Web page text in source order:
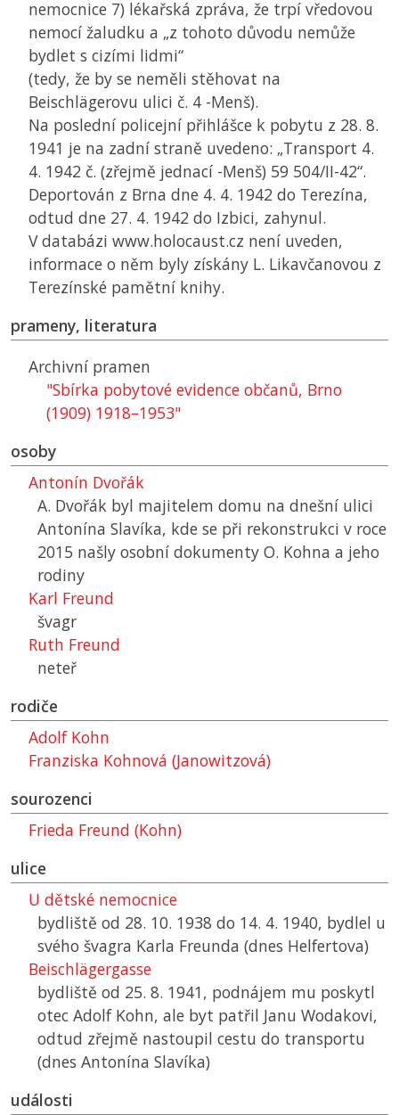
nemocnice 7) lékařská zpráva, že trpí vředovou
nemocí žaludku a „z tohoto důvodu nemůže
bydlet s cizími lidmi“
(tedy, že by se neměli stěhovat na
Beischlägerovu ulici č. 4 -Menš).
Na poslední policejní přihlášce k pobytu z 28. 8.
1941 je na zadní straně uvedeno: „Transport 4.
4. 1942 č. (zřejmě jednací -Menš) 59 504/II-42“.
Deportován z Brna dne 4. 4. 1942 do Terezína,
odtud dne 27. 4. 1942 do Izbici, zahynul.
V databázi www.holocaust.cz není uveden,
informace o něm byly získány L. Likavčanovou z
Terezínské pamětní knihy.
prameny, literatura
Archivní pramen
"Sbírka pobytové evidence občanů, Brno
(1909) 1918–1953"
osoby
Antonín Dvořák
A. Dvořák byl majitelem domu na dnešní ulici
Antonína Slavíka, kde se při rekonstrukci v roce
2015 našly osobní dokumenty O. Kohna a jeho
rodiny
Karl Freund
švagr
Ruth Freund
neteř
rodiče
Adolf Kohn
Franziska Kohnová (Janowitzová)
sourozenci
Frieda Freund (Kohn)
ulice
U dětské nemocnice
bydliště od 28. 10. 1938 do 14. 4. 1940, bydlel u
svého švagra Karla Freunda (dnes Helfertova)
Beischlägergasse
bydliště od 25. 8. 1941, podnájem mu poskytl
otec Adolf Kohn, ale byt patřil Janu Wodakovi,
odtud zřejmě nastoupil cestu do transportu
(dnes Antonína Slavíka)
události